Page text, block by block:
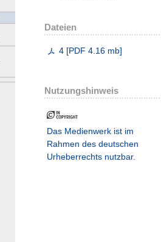
Dateien
4 [PDF 4.16 mb]
Nutzungshinweis
Das Medienwerk ist im
Rahmen des deutschen
Urheberrechts nutzbar.